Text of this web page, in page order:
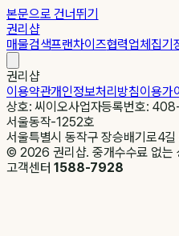
본문으로 건너뛰기
권리샵
매물검색프랜차이즈협력업체집기
권리샵
이용약관개인정보처리방침이용가
상호: 씨이오사업자등록번호:
서울동작-1252호
서울특별시 동작구 장승배기로4
© 2026 권리샵. 중개수수료 없는
고객센터1588-7928